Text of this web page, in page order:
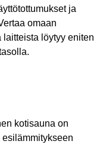
ja
omaan
löytyy eniten
kotisauna on